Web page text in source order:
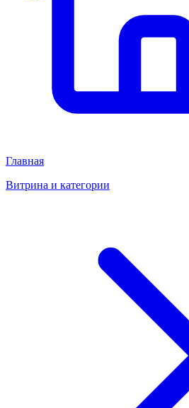
Главная
Витрина и категории